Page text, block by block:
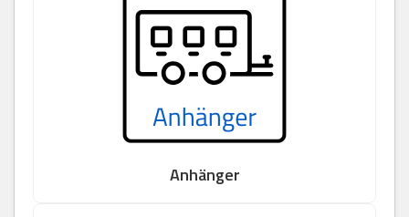
Anhänger